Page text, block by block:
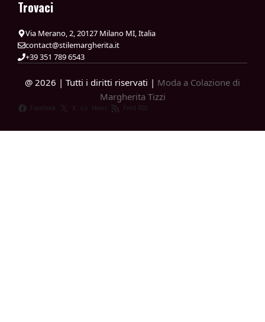
Trovaci
Via Merano, 2, 20127 Milano MI, Italia
contact@stilemargherita.it
+39 351 789 6543
@ 2026 | Tutti i diritti riservati | Moda a Colazione di
Margherita Tizzi
Facebook X News Feed RSS